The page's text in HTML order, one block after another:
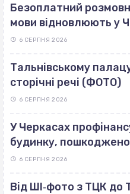
Безоплатний
мови відновлюють у
6 СЕРПНЯ 2026
Тальнівському
сторічні речі (ФОТО)
6 СЕРПНЯ 2026
У Черкасах
будинку,
6 СЕРПНЯ 2026
Від ШІ‐фото з ТЦК до